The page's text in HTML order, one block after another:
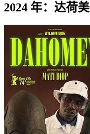
2024 年：达荷美